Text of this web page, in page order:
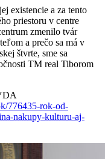
existencie a za tento
priestoru v centre
zmenilo tvár
a prečo sa má v
štvrte, sme sa
TM real Tiborom
776435-rok-od-
nakupy-kulturu-aj-